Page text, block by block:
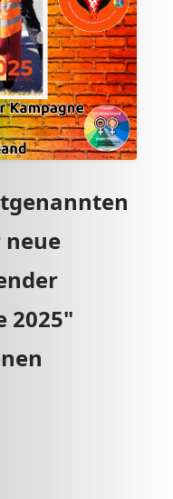
neue
2025"